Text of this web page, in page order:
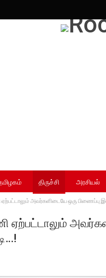
திருச்சி அரசியல்
அவர்களிடையே ஒரு பிணைப்பு
ஏற்பட்டாலும்